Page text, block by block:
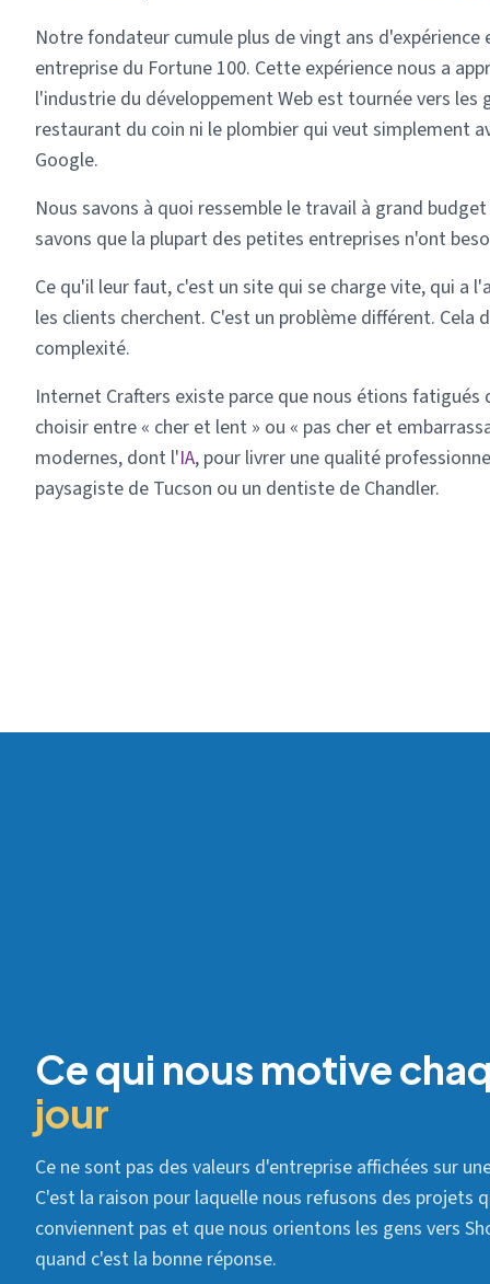
Notre fondateur cumule plus de vingt ans d'expérience
entreprise du Fortune 100. Cette expérience nous a
l'industrie du développement Web est tournée vers les
restaurant du coin ni le plombier qui veut simplement
Google.
Nous savons à quoi ressemble le travail à grand
savons que la plupart des petites entreprises n'ont
Ce qu'il leur faut, c'est un site qui se charge vite, qui a
les clients cherchent. C'est un problème différent. Cela
complexité.
Internet Crafters existe parce que nous étions
choisir entre « cher et lent » ou « pas cher et
modernes, dont l'IA, pour livrer une qualité
paysagiste de Tucson ou un dentiste de Chandler.
Ce qui nous motive
jour
Ce ne sont pas des valeurs d'entreprise affichées sur
C'est la raison pour laquelle nous refusons des projets
conviennent pas et que nous orientons les gens vers
quand c'est la bonne réponse.